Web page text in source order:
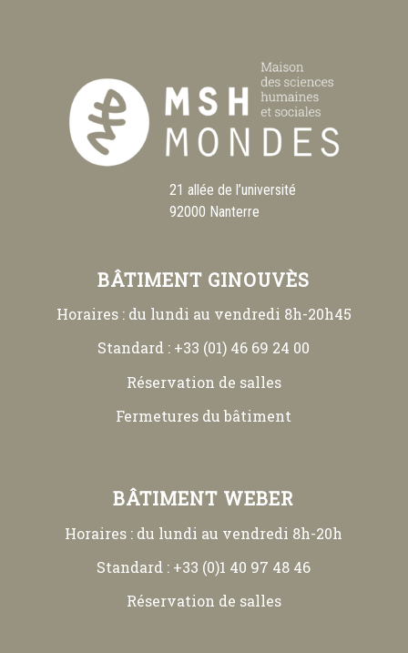
21 allée de l’université
92000 Nanterre
BÂTIMENT GINOUVÈS
Horaires : du lundi au vendredi 8h-20h45
Standard : +33 (01) 46 69 24 00
Réservation de salles
Fermetures du bâtiment
BÂTIMENT WEBER
Horaires : du lundi au vendredi 8h-20h
Standard : +33 (0)1 40 97 48 46
Réservation de salles